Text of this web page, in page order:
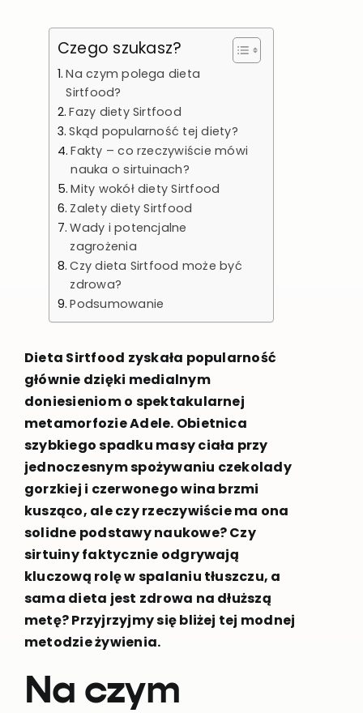
Czego szukasz?
Na czym polega dieta
Sirtfood?
Fazy diety Sirtfood
Skąd popularność tej diety?
Fakty – co rzeczywiście mówi
nauka o sirtuinach?
Mity wokół diety Sirtfood
Zalety diety Sirtfood
Wady i potencjalne
zagrożenia
Czy dieta Sirtfood może być
zdrowa?
Podsumowanie
Dieta Sirtfood zyskała popularność
głównie dzięki medialnym
doniesieniom o spektakularnej
metamorfozie Adele. Obietnica
szybkiego spadku masy ciała przy
jednoczesnym spożywaniu czekolady
gorzkiej i czerwonego wina brzmi
kusząco, ale czy rzeczywiście ma ona
solidne podstawy naukowe? Czy
sirtuiny faktycznie odgrywają
kluczową rolę w spalaniu tłuszczu, a
sama dieta jest zdrowa na dłuższą
metę? Przyjrzyjmy się bliżej tej modnej
metodzie żywienia.
Na czym